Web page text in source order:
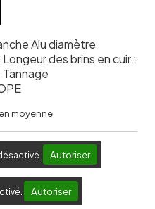
Alu diamètre
des brins en cuir :
moyenne
Autoriser
Autoriser